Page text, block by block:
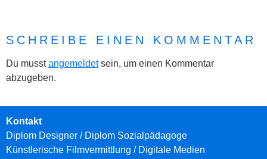
SCHREIBE EINEN KOMMENTAR
Du musstangemeldetsein, um einen Kommentar
abzugeben.
Kontakt
Diplom Designer / Diplom Sozialpädagoge
Künstlerische Filmvermittlung / Digitale Medien